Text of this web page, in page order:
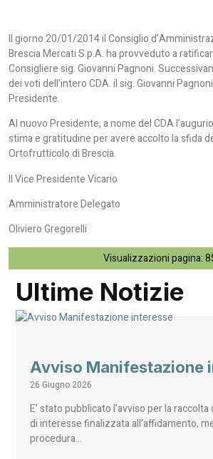
Il giorno 20/01/2014 il Consiglio
Brescia Mercati S.p.A. ha provveduto a
Consigliere sig. Giovanni Pagnoni.
dei voti dell’intero CDA. il sig. Giovanni
Presidente.
Al nuovo Presidente, a nome del CDA
stima e gratitudine per avere accolto la sfida
Ortofrutticolo di Brescia.
Il Vice Presidente Vicario
Amministratore Delegato
Oliviero Gregorelli
Visualizzazioni pagina:
Ultime Notizie
Avviso Manifestazione
26 Giugno 2026
E’ stato pubblicato l’avviso per la
di interesse finalizzata all’affidamento,
procedura…